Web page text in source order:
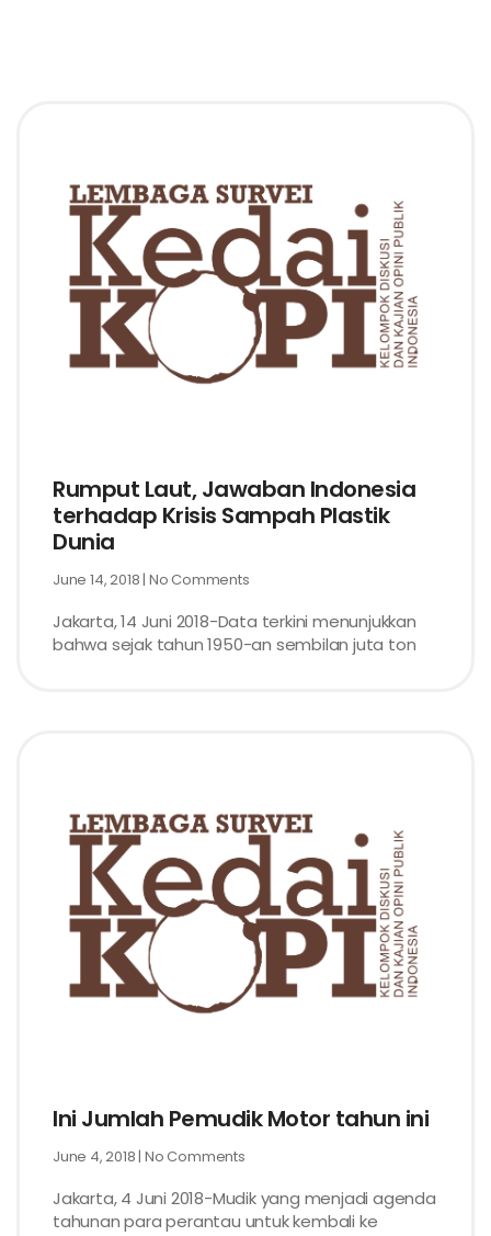
Rumput Laut, Jawaban Indonesia
terhadap Krisis Sampah Plastik
Dunia
June 14, 2018 No Comments
Jakarta, 14 Juni 2018-Data terkini menunjukkan
bahwa sejak tahun 1950-an sembilan juta ton
Ini Jumlah Pemudik Motor tahun ini
June 4, 2018 No Comments
Jakarta, 4 Juni 2018-Mudik yang menjadi agenda
tahunan para perantau untuk kembali ke